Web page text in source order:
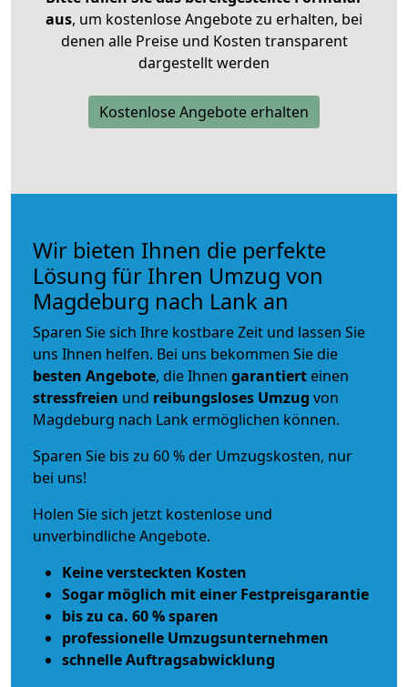
aus, um kostenlose Angebote zu erhalten, bei
denen alle Preise und Kosten transparent
dargestellt werden
Kostenlose Angebote erhalten
Wir bieten Ihnen die perfekte
Lösung für Ihren Umzug von
Magdeburg nach Lank an
Sparen Sie sich Ihre kostbare Zeit und lassen Sie
uns Ihnen helfen. Bei uns bekommen Sie die
besten Angebote, die Ihnen garantiert einen
stressfreien und reibungsloses Umzug von
Magdeburg nach Lank ermöglichen können.
Sparen Sie bis zu 60 % der Umzugskosten, nur
bei uns!
Holen Sie sich jetzt kostenlose und
unverbindliche Angebote.
Keine versteckten Kosten
Sogar möglich mit einer Festpreisgarantie
bis zu ca. 60 % sparen
professionelle Umzugsunternehmen
schnelle Auftragsabwicklung